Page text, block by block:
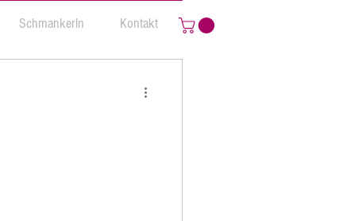
Schmankerln Kontakt